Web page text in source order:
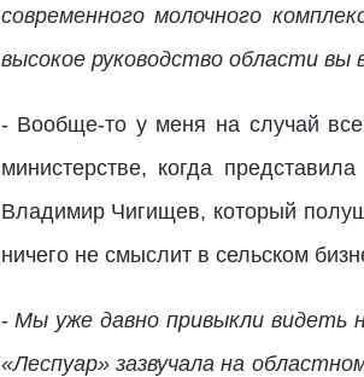
современного молочного
высокое руководство области вы
- Вообще-то у меня на случай
министерстве, когда
Владимир Чигищев, который
ничего не смыслит в сельском
-Мы уже давно привыкли видеть
«Леспуар» зазвучала на